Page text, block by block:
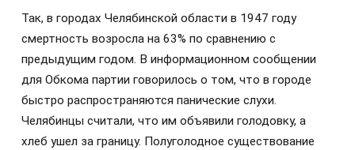
Так, в городах Челябинской области в 1947 году
смертность возросла на 63% по сравнению с
предыдущим годом. В информационном сообщении
для Обкома партии говорилось о том, что в городе
быстро распространяются панические слухи.
Челябинцы считали, что им объявили голодовку, а
хлеб ушел за границу. Полуголодное существование